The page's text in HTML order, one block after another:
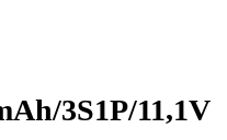
3S1P/11,1V